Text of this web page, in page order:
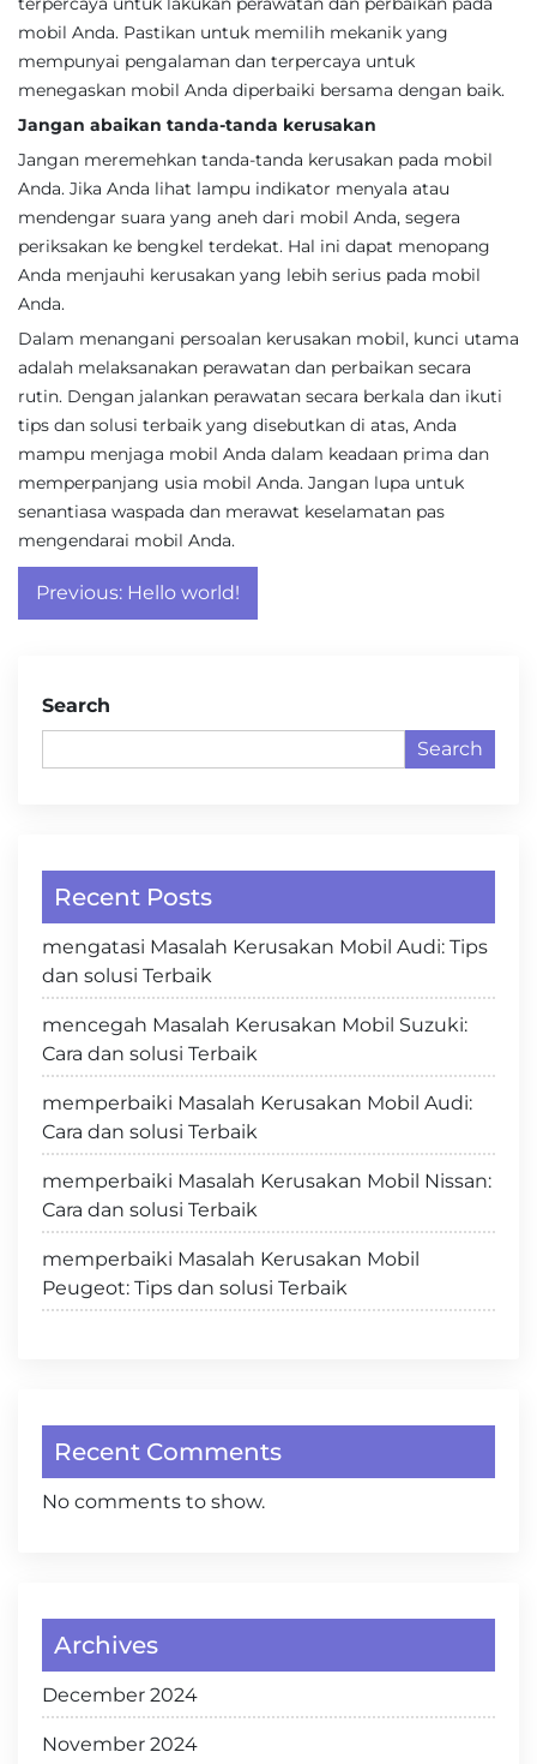
mobil Anda. Pastikan untuk memilih mekanik yang
mempunyai pengalaman dan terpercaya untuk
menegaskan mobil Anda diperbaiki bersama dengan baik.
Jangan abaikan tanda-tanda kerusakan
Jangan meremehkan tanda-tanda kerusakan pada mobil
Anda. Jika Anda lihat lampu indikator menyala atau
mendengar suara yang aneh dari mobil Anda, segera
periksakan ke bengkel terdekat. Hal ini dapat menopang
Anda menjauhi kerusakan yang lebih serius pada mobil
Anda.
Dalam menangani persoalan kerusakan mobil, kunci utama
adalah melaksanakan perawatan dan perbaikan secara
rutin. Dengan jalankan perawatan secara berkala dan ikuti
tips dan solusi terbaik yang disebutkan di atas, Anda
mampu menjaga mobil Anda dalam keadaan prima dan
memperpanjang usia mobil Anda. Jangan lupa untuk
senantiasa waspada dan merawat keselamatan pas
mengendarai mobil Anda.
Post
navigation
Previous: Hello world!
Search
Search
Recent Posts
mengatasi Masalah Kerusakan Mobil Audi: Tips
dan solusi Terbaik
mencegah Masalah Kerusakan Mobil Suzuki:
Cara dan solusi Terbaik
memperbaiki Masalah Kerusakan Mobil Audi:
Cara dan solusi Terbaik
memperbaiki Masalah Kerusakan Mobil Nissan:
Cara dan solusi Terbaik
memperbaiki Masalah Kerusakan Mobil
Peugeot: Tips dan solusi Terbaik
Recent Comments
No comments to show.
Archives
December 2024
November 2024